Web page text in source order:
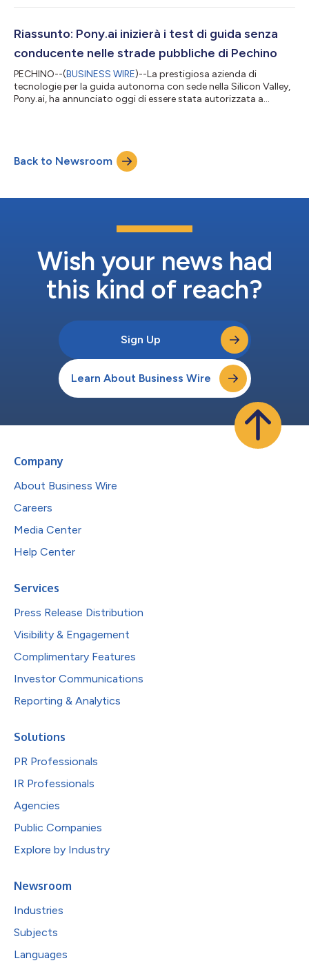
ricerca e sviluppo nell’area della baia Guangdong-Hong Kong-
autonoma. Ubicato nella Zona di cooperazione Qianhai,
Riassunto: Pony.ai inizierà i test di guida senza
conducente nelle strade pubbliche di Pechino
PECHINO--(BUSINESS WIRE)--La prestigiosa azienda di
tecnologie per la guida autonoma con sede nella Silicon Valley,
Pony.ai, ha annunciato oggi di essere stata autorizzata a
questa importante autorizzazione da Pechino. Prima
dell’autorizzazione a effettuare test di guida senza conducente
a Pechino, Pony.ai aveva ottenut...
Back to Newsroom
Wish your news had
this kind of reach?
Sign Up
Learn About Business Wire
Company
About Business Wire
Careers
Media Center
Help Center
Services
Press Release Distribution
Visibility & Engagement
Complimentary Features
Investor Communications
Reporting & Analytics
Solutions
PR Professionals
IR Professionals
Agencies
Public Companies
Explore by Industry
Newsroom
Industries
Subjects
Languages